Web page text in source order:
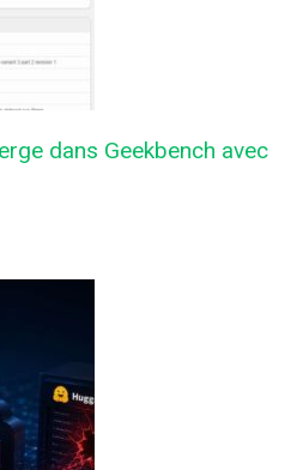
dans Geekbench avec